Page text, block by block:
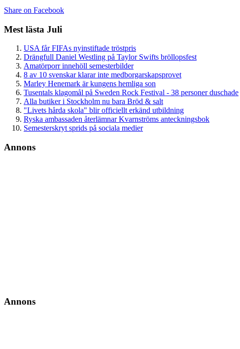
Share on Facebook
Mest lästa Juli
USA får FIFAs nyinstiftade tröstpris
Drängfull Daniel Westling på Taylor Swifts bröllopsfest
Amatörporr innehöll semesterbilder
8 av 10 svenskar klarar inte medborgarskapsprovet
Marley Henemark är kungens hemliga son
Tusentals klagomål på Sweden Rock Festival - 38 personer duschade
Alla butiker i Stockholm nu bara Bröd & salt
"Livets hårda skola" blir officiellt erkänd utbildning
Ryska ambassaden återlämnar Kvarnströms anteckningsbok
Semesterskryt sprids på sociala medier
Annons
Annons